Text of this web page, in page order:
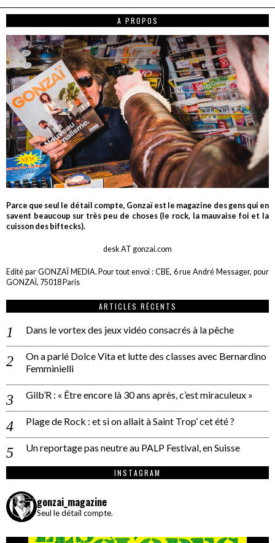
A PROPOS
Parce que seul le détail compte, Gonzaï est le magazine des gens qui en
savent beaucoup sur très peu de choses (le rock, la mauvaise foi et la
cuisson des biftecks).
desk AT gonzai.com
Edité par GONZAÏ MEDIA. Pour tout envoi : CBE, 6 rue André Messager, pour
GONZAÏ, 75018 Paris
ARTICLES RÉCENTS
Dans le vortex des jeux vidéo consacrés à la pêche
On a parlé Dolce Vita et lutte des classes avec Bernardino
Femminielli
Gilb’R : « Être encore là 30 ans après, c’est miraculeux »
Plage de Rock : et si on allait à Saint Trop’ cet été ?
Un reportage pas neutre au PALP Festival, en Suisse
INSTAGRAM
gonzai_magazine
Seul le détail compte.